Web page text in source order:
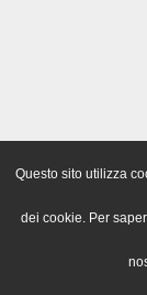
Questo sito utilizza
dei cookie. Per